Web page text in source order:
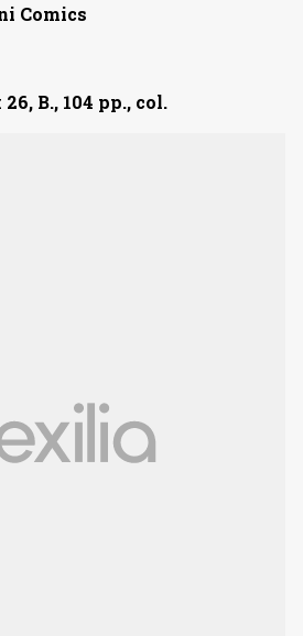
Comics
26, B., 104 pp., col.